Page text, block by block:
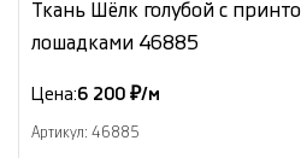
Ткань Шёлк голубой с
лошадками 46885
Цена:6 200 ₽/м
Артикул: 46885